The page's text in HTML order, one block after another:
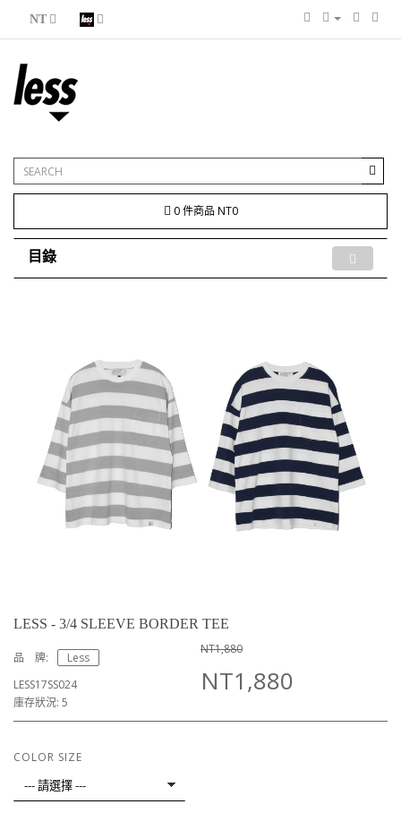
NT
0 件商品 NT0
目錄
LESS - 3/4 SLEEVE BORDER TEE
品 牌:
Less
LESS17SS024
庫存狀況: 5
NT1,880
NT1,880
COLOR SIZE